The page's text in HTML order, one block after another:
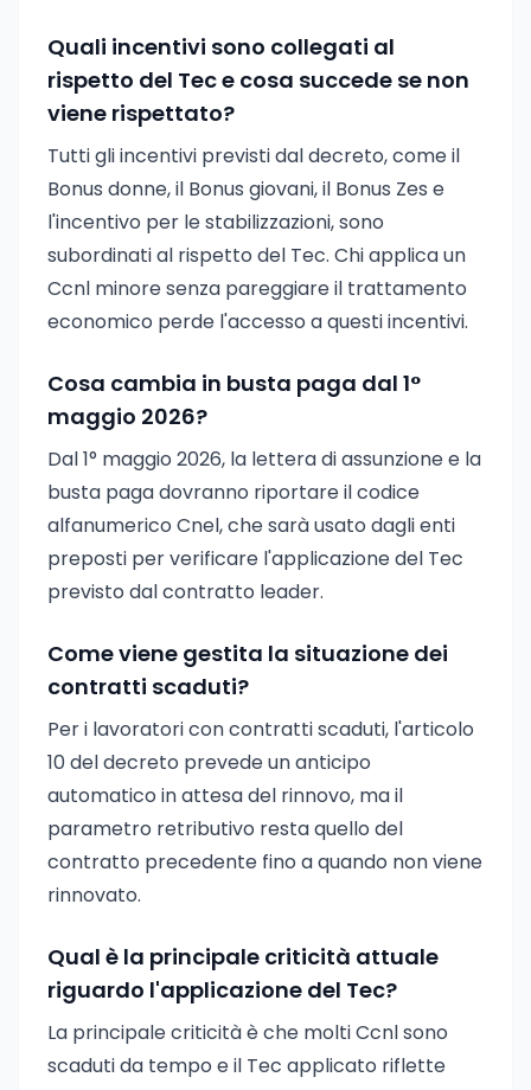
Quali incentivi sono collegati al
rispetto del Tec e cosa succede se non
viene rispettato?
Tutti gli incentivi previsti dal decreto, come il
Bonus donne, il Bonus giovani, il Bonus Zes e
l'incentivo per le stabilizzazioni, sono
subordinati al rispetto del Tec. Chi applica un
Ccnl minore senza pareggiare il trattamento
economico perde l'accesso a questi incentivi.
Cosa cambia in busta paga dal 1°
maggio 2026?
Dal 1° maggio 2026, la lettera di assunzione e la
busta paga dovranno riportare il codice
alfanumerico Cnel, che sarà usato dagli enti
preposti per verificare l'applicazione del Tec
previsto dal contratto leader.
Come viene gestita la situazione dei
contratti scaduti?
Per i lavoratori con contratti scaduti, l'articolo
10 del decreto prevede un anticipo
automatico in attesa del rinnovo, ma il
parametro retributivo resta quello del
contratto precedente fino a quando non viene
rinnovato.
Qual è la principale criticità attuale
riguardo l'applicazione del Tec?
La principale criticità è che molti Ccnl sono
scaduti da tempo e il Tec applicato riflette